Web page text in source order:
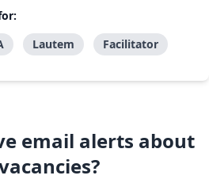
Lautem Facilitator
email alerts about